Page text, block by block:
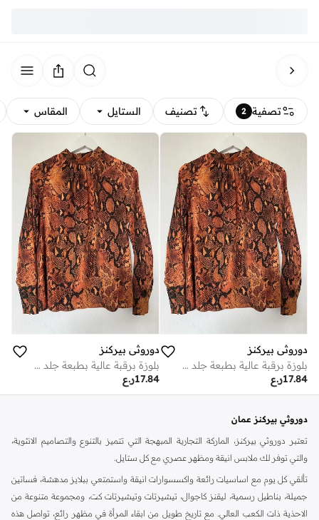
تصفية 2 تصنيف الستايل المقاس
دوروثي بيركنز
بلوزة برقبة عالية بطبعة جلد الثعبان
ر.ع17.84
دوروثي بيركنز
بلوزة برقبة عالية بطبعة جلد الثعبان
ر.ع17.84
دوروثي بيركنز عمان
تعتبر دوروثي بيركنز، الماركة التجارية المبهجة التي تتميز بالتنوع والتصاميم الانثوية،
والتي توفر لك ملابس انيقة ومظهر عصري مع كل ستايل.
تألقي كل يوم مع اساسيات رائعة واكسسوارات انيقة واستمتعي ببلايز مدهشة، فساتين
جميلة، بناطيل رسمية، ليقنز كاجوال، تيشيرتات وتيشيرتات كت، ومجموعة متنوعة من
الاحذية ذات الكعب العالي. مع تاريخ طويل من ابقاء المرأة في مظهر رائع، تواصل هذه